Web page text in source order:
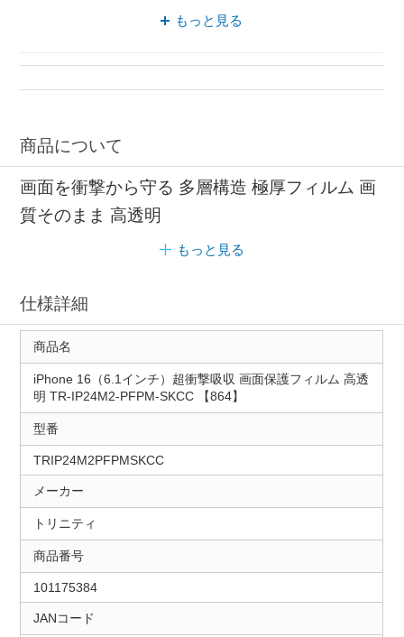
保護フィルム 汚れにくい
もっと見る
商品について
画面を衝撃から守る 多層構造 極厚フィルム 画
質そのまま 高透明
もっと見る
仕様詳細
商品名
iPhone 16（6.1インチ）超衝撃吸収 画面保護フィルム 高透
明 TR-IP24M2-PFPM-SKCC 【864】
型番
TRIP24M2PFPMSKCC
メーカー
トリニティ
商品番号
101175384
JANコード